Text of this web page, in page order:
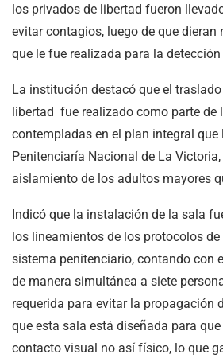
los privados de libertad fueron
evitar contagios, luego de que dieran
que le fue realizada para la
La institución destacó que el
libertad fue realizado como parte de
contempladas en el plan integral que
Penitenciaría Nacional de La Victoria,
aislamiento de los adultos mayores
Indicó que la instalación de la sala
los lineamientos de los protocolos
sistema penitenciario, contando con
de manera simultánea a siete
requerida para evitar la propagación
que esta sala está diseñada para
contacto visual no así físico, lo que